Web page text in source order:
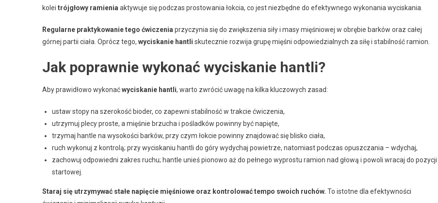
kolei trójgłowy ramienia aktywuje się podczas prostowania łokcia, co jest niezbędne do efektywnego wykonania wyciskania.
Regularne praktykowanie tego ćwiczenia przyczynia się do zwiększenia siły i masy mięśniowej w obrębie barków oraz całej
górnej partii ciała. Oprócz tego, wyciskanie hantli skutecznie rozwija grupę mięśni odpowiedzialnych za siłę i stabilność ramion.
Jak poprawnie wykonać wyciskanie hantli?
Aby prawidłowo wykonaćwyciskanie hantli, warto zwrócić uwagę na kilka kluczowych zasad:
ustaw stopy na szerokość bioder, co zapewni stabilność w trakcie ćwiczenia,
utrzymuj plecy proste, a mięśnie brzucha i pośladków powinny być napięte,
trzymaj hantle na wysokości barków, przy czym łokcie powinny znajdować się blisko ciała,
ruch wykonuj z kontrolą; przy wyciskaniu hantli do góry wydychaj powietrze, natomiast podczas opuszczania – wdychaj,
zachowuj odpowiedni zakres ruchu; hantle unieś pionowo aż do pełnego wyprostu ramion nad głową i powoli wracaj do pozycji
startowej.
Staraj się utrzymywać stałe napięcie mięśniowe oraz kontrolować tempo swoich ruchów. To istotne dla efektywności